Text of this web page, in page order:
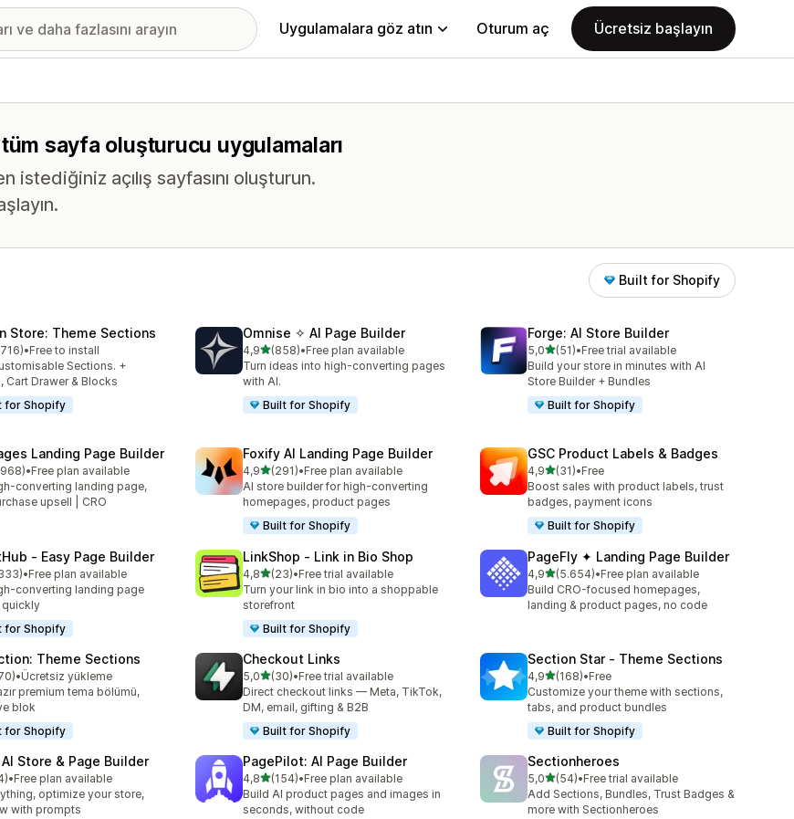
Uygulamalara göz atın Oturum aç Ücretsiz başlayın
sayfa oluşturucu uygulamaları
açılış sayfasını oluşturun.
Built for Shopify
Store: Theme Sections
üzerinden
değerlendirme
•Free to install
Sections. +
Cart Drawer & Blocks
for Shopify
Omnise ✧ AI Page Builder
4,95 yıldız üzerinden
(858)
toplam 858 değerlendirme
•Free plan available
Turn ideas into high-converting pages
with AI.
Built for Shopify
Forge: AI Store Builder
5,05 yıldız üzerinden
(51)
toplam 51 değerlendirme
•Free trial available
Build your store in minutes with AI
Store Builder + Bundles
Built for Shopify
Landing Page Builder
üzerinden
değerlendirme
•Free plan available
converting landing page,
upsell | CRO
Foxify AI Landing Page Builder
4,95 yıldız üzerinden
(291)
toplam 291 değerlendirme
•Free plan available
AI store builder for high-converting
homepages, product pages
Built for Shopify
GSC Product Labels & Badges
4,95 yıldız üzerinden
(31)
toplam 31 değerlendirme
•Free
Boost sales with product labels, trust
badges, payment icons
Built for Shopify
‑ Easy Page Builder
üzerinden
değerlendirme
•Free plan available
converting landing page
quickly
for Shopify
LinkShop ‑ Link in Bio Shop
4,85 yıldız üzerinden
(23)
toplam 23 değerlendirme
•Free trial available
Turn your link in bio into a shoppable
storefront
Built for Shopify
PageFly ✦ Landing Page Builder
4,95 yıldız üzerinden
(5.654)
toplam 5654 değerlendirme
•Free plan available
Build CRO-focused homepages,
landing & product pages, no code
Theme Sections
üzerinden
değerlendirme
•Ücretsiz yükleme
premium tema bölümü,
blok
for Shopify
Checkout Links
5,05 yıldız üzerinden
(30)
toplam 30 değerlendirme
•Free trial available
Direct checkout links — Meta, TikTok,
DM, email, gifting & B2B
Built for Shopify
Section Star ‑ Theme Sections
4,95 yıldız üzerinden
(168)
toplam 168 değerlendirme
•Free
Customize your theme with sections,
tabs, and product bundles
Built for Shopify
Store & Page Builder
üzerinden
değerlendirme
•Free plan available
optimize your store,
with prompts
PagePilot: AI Page Builder
4,85 yıldız üzerinden
(154)
toplam 154 değerlendirme
•Free plan available
Build AI product pages and images in
seconds, without code
Sectionheroes
5,05 yıldız üzerinden
(54)
toplam 54 değerlendirme
•Free trial available
Add Sections, Bundles, Trust Badges &
more with Sectionheroes